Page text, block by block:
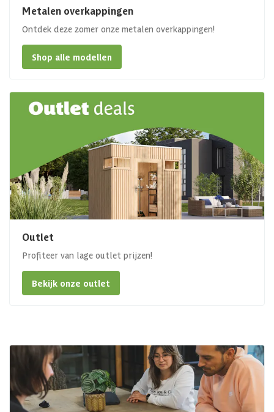
Metalen overkappingen
Ontdek deze zomer onze metalen overkappingen!
Shop alle modellen
Outlet
Profiteer van lage outlet prijzen!
Bekijk onze outlet